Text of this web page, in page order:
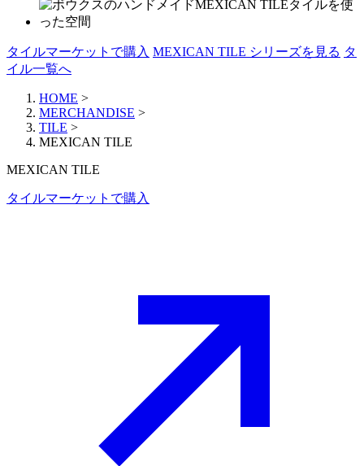
タイルマーケットで購入 MEXICAN TILE シリーズを見る タ
イル一覧へ
HOME >
MERCHANDISE >
TILE >
MEXICAN TILE
MEXICAN TILE
タイルマーケットで購入